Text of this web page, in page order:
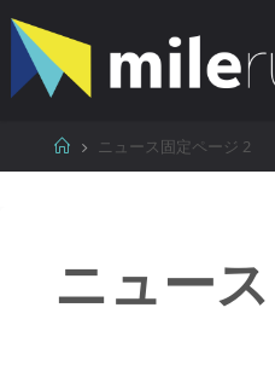
コ
ン
ホ
ー
ニュース固定ページ 2
ニュース